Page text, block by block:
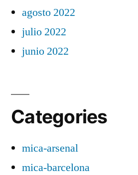
agosto 2022
julio 2022
junio 2022
Categories
mica-arsenal
mica-barcelona